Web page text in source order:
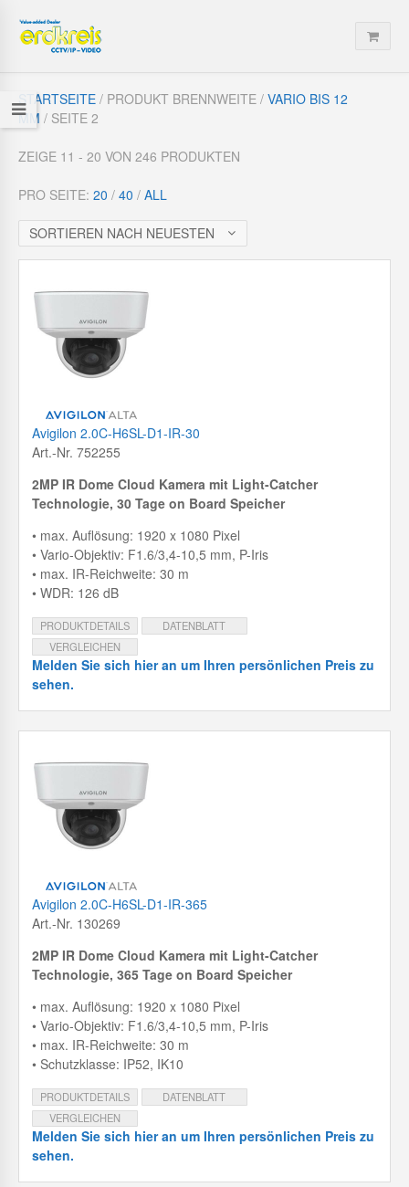
STARTSEITE / PRODUKT BRENNWEITE / VARIO BIS 12
MM / SEITE 2
ZEIGE 11 - 20 VON 246 PRODUKTEN
PRO SEITE: 20 / 40 / ALL
SORTIEREN NACH NEUESTEN
Avigilon 2.0C-H6SL-D1-IR-30
Art.-Nr. 752255
2MP IR Dome Cloud Kamera mit Light-Catcher
Technologie, 30 Tage on Board Speicher
• max. Auflösung: 1920 x 1080 Pixel
• Vario-Objektiv: F1.6/3,4-10,5 mm, P-Iris
• max. IR-Reichweite: 30 m
• WDR: 126 dB
PRODUKTDETAILS
DATENBLATT
VERGLEICHEN
Melden Sie sich hier an um Ihren persönlichen Preis zu
sehen.
Avigilon 2.0C-H6SL-D1-IR-365
Art.-Nr. 130269
2MP IR Dome Cloud Kamera mit Light-Catcher
Technologie, 365 Tage on Board Speicher
• max. Auflösung: 1920 x 1080 Pixel
• Vario-Objektiv: F1.6/3,4-10,5 mm, P-Iris
• max. IR-Reichweite: 30 m
• Schutzklasse: IP52, IK10
PRODUKTDETAILS
DATENBLATT
VERGLEICHEN
Melden Sie sich hier an um Ihren persönlichen Preis zu
sehen.